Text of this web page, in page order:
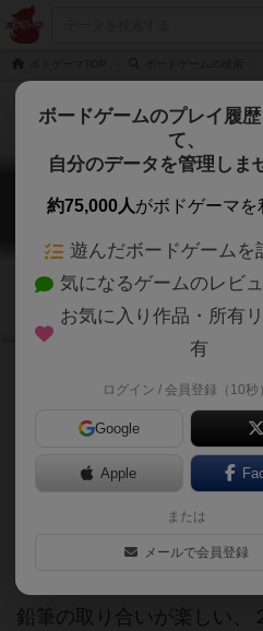
マタンガ！ キッズ
Matanga! Kids
特製鉛筆を取って取ら
ら遊べるパーティーゲ
ゲームマーケット2015
鉛筆の取り合いが楽しい、
ボードゲームのプレイ履
て、
自分のデータを管理しま
約75,000人がボドゲーマを
遊んだボードゲームを
気になるゲームのレビ
お気に入り作品・所有
有
ログイン / 会員登録（10秒）
Google
Apple
または
メールで会員登録